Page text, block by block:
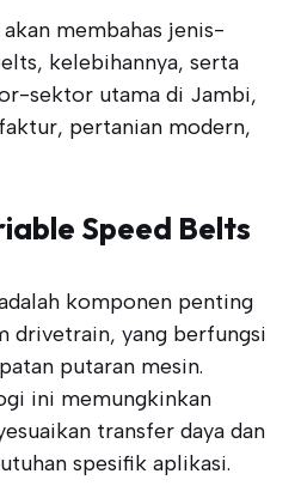
membahas jenis-
kelebihannya, serta
sektor utama di Jambi,
pertanian modern,
Speed Belts
komponen penting
drivetrain, yang berfungsi
putaran mesin.
ini memungkinkan
transfer daya dan
spesifik aplikasi.